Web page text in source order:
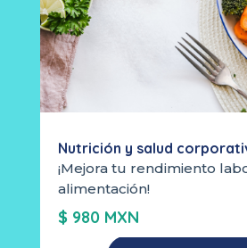
Nutrición y salud
¡Mejora tu rendimiento
alimentación!
$ 980 MXN